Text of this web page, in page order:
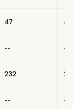
47 46
-- --
232
-- --